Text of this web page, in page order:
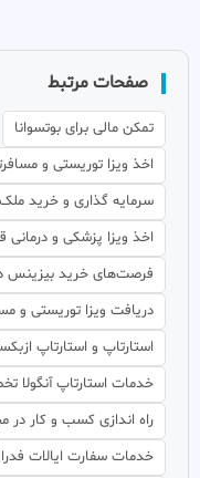
صفحات مرتبط
تمکن مالی برای بوتسوانا
اخذ ویزا توریستی و
سرمایه گذاری و خرید
اخذ ویزا پزشکی و درمانی
فرصت‌های خرید بیزینس
دریافت ویزا توریستی و
استارتاپ و استارتاپ
خدمات استارتاپ آنگولا
راه اندازی کسب و کار در
خدمات سفارت ایالات